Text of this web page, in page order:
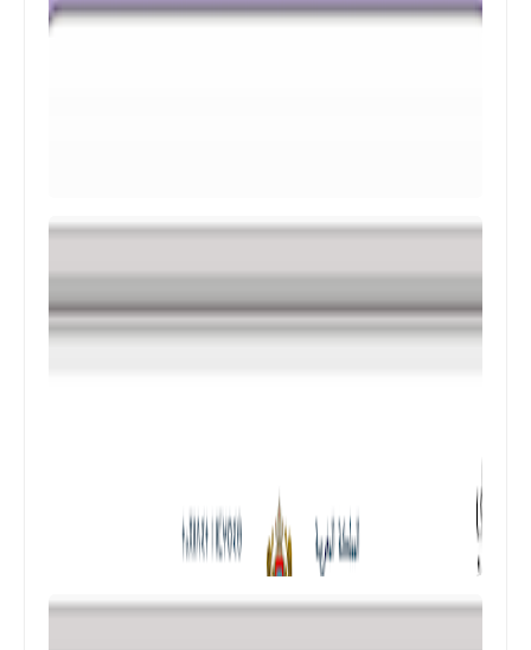
المستوى الرابع ابتدائي
الأولى المستوى الرابع إبتدائي (4AEP)